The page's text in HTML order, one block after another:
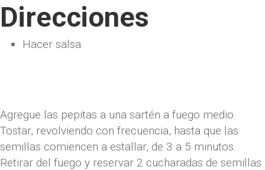
Direcciones
Hacer salsa
Agregue las pepitas a una sartén a fuego medio.
Tostar, revolviendo con frecuencia, hasta que las
semillas comiencen a estallar, de 3 a 5 minutos.
Retirar del fuego y reservar 2 cucharadas de semillas